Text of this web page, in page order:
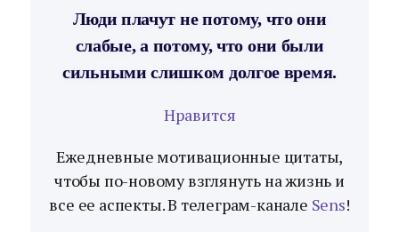
Люди плачут не потому, что они
слабые, а потому, что они были
сильными слишком долгое время.
Нравится
Ежедневные мотивационные цитаты,
чтобы по-новому взглянуть на жизнь и
все ее аспекты. В телеграм-канале Sens!